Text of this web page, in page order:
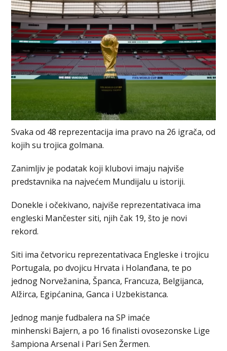
Svaka od 48 reprezentacija ima pravo na 26 igrača, od
kojih su trojica golmana.
Zanimljiv je podatak koji klubovi imaju najviše
predstavnika na najvećem Mundijalu u istoriji.
Donekle i očekivano, najviše reprezentativaca ima
engleski Mančester siti, njih čak 19, što je novi
rekord.
Siti ima četvoricu reprezentativaca Engleske i trojicu
Portugala, po dvojicu Hrvata i Holanđana, te po
jednog Norvežanina, Španca, Francuza, Belgijanca,
Alžirca, Egipćanina, Ganca i Uzbekistanca.
Jednog manje fudbalera na SP imaće
minhenski Bajern, a po 16 finalisti ovosezonske Lige
šampiona Arsenal i Pari Sen Žermen.